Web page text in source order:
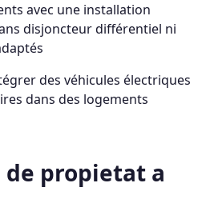
avec une installation
disjoncteur différentiel ni
des véhicules électriques
dans des logements
propietat a